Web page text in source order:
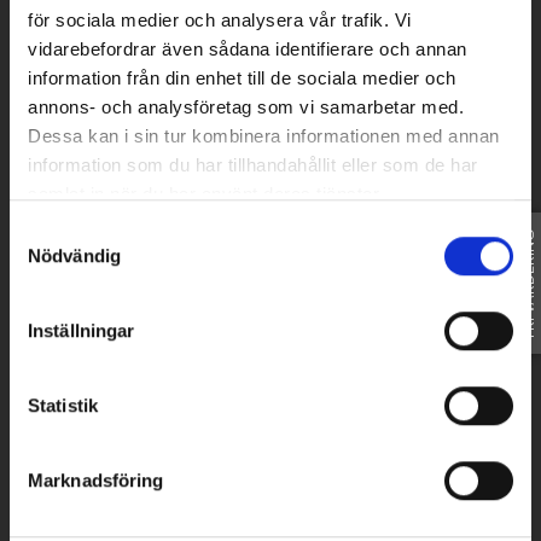
för sociala medier och analysera vår trafik. Vi
vidarebefordrar även sådana identifierare och annan
information från din enhet till de sociala medier och
annons- och analysföretag som vi samarbetar med.
Dessa kan i sin tur kombinera informationen med annan
information som du har tillhandahållit eller som de har
Nödvändig
Inställningar
Statistik
Marknadsföring
objekt
FRI VÄRDERING